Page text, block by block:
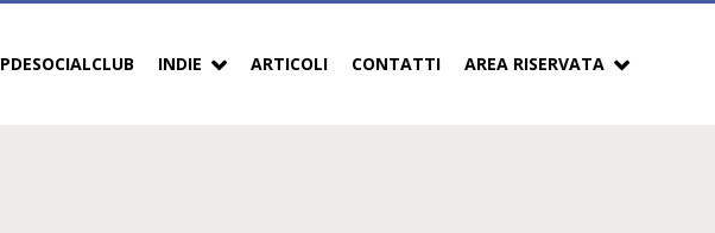
PDESOCIALCLUB INDIE ARTICOLI CONTATTI AREA RISERVATA